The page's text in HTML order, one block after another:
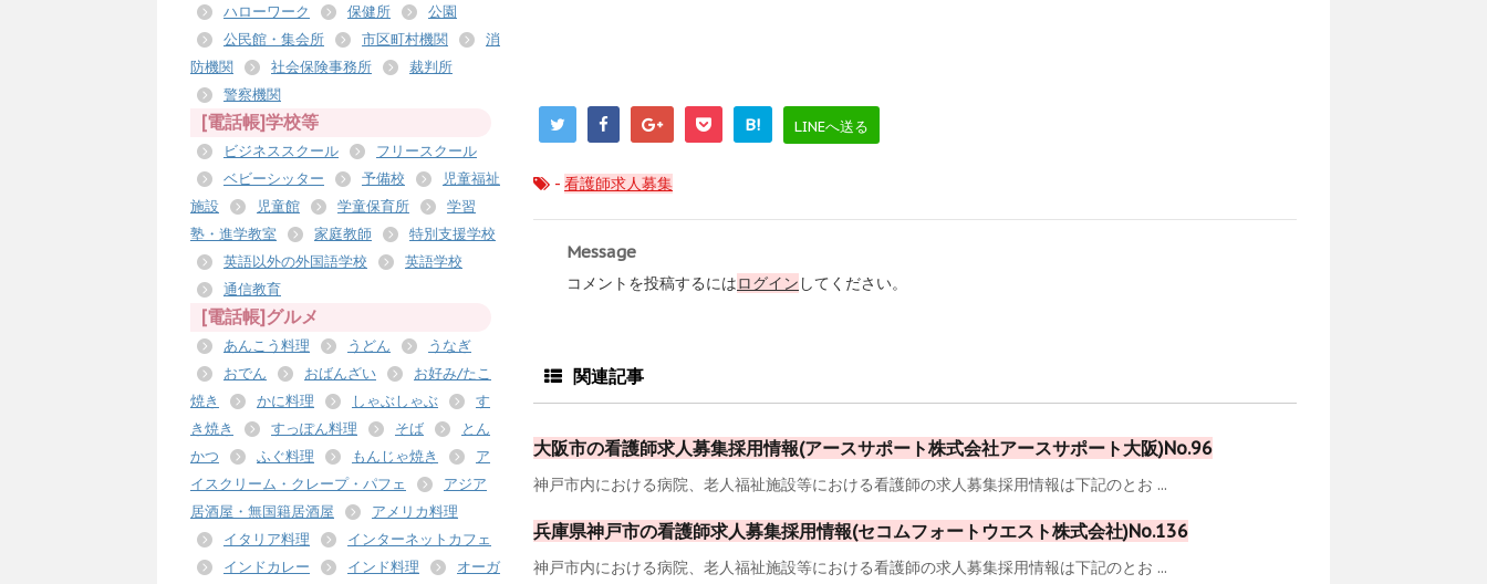
B! LINEへ送る
- 看護師求人募集
Message
コメントを投稿するにはログイン してください。
関連記事
大阪市の看護師求人募集採用情報(アースサポート株式会社アースサポート大阪)No.96
神戸市内における病院、老人福祉施設等における看護師の求人募集採用情報は下記のとお ...
兵庫県神戸市の看護師求人募集採用情報(セコムフォートウエスト株式会社)No.136
神戸市内における病院、老人福祉施設等における看護師の求人募集採用情報は下記のとお ...
ハローワーク 保健所
公園
公民館・集会所
市区町村機関
消
防機関
社会保険事務所
裁判所
警察機関
[電話帳]学校等
ビジネススクール
フリースクール
ベビーシッター
予備校
児童福祉
施設
児童館 学童保育所
学習
塾・進学教室
家庭教師
特別支援学校
英語以外の外国語学校
英語学校
通信教育
[電話帳]グルメ
あんこう料理 うどん
うなぎ
おでん
おばんざい
お好み/たこ
焼き
かに料理 しゃぶしゃぶ
す
き焼き
すっぽん料理 そば
とん
かつ
ふぐ料理 もんじゃ焼き
ア
イスクリーム・クレープ・パフェ
アジア
居酒屋・無国籍居酒屋
アメリカ料理
イタリア料理
インターネットカフェ
インドカレー
インド料理
オーガ